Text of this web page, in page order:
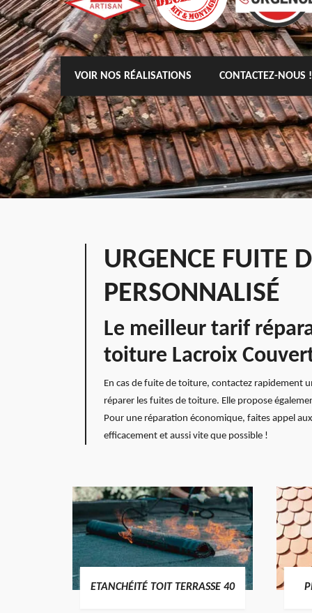
VOIR NOS RÉALISATIONS CONTACTEZ-NOUS !
URGENCE FUITE
PERSONNALISÉ
Le meilleur tarif
toiture Lacroix
En cas de fuite de toiture, contactez rapidement
réparer les fuites de toiture. Elle propose
Pour une réparation économique, faites appel
efficacement et aussi vite que possible !
ETANCHÉITÉ TOIT TERRASSE 40